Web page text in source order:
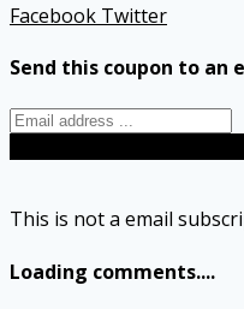
Facebook Twitter
Send this coupon to an
This is not a email
Loading comments....